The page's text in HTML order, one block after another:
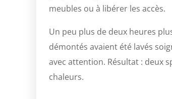
meubles ou à libérer les accès.
Un peu plus de deux heures
démontés avaient été lavés
avec attention. Résultat : deux
chaleurs.